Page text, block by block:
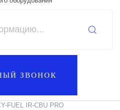
ЗВОНОК
FUEL IR-CBU PRO